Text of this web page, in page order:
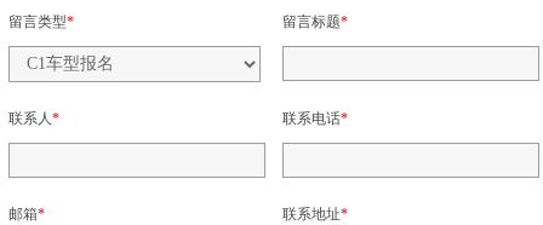
留言类型* 留言标题*
联系人* 联系电话*
邮箱* 联系地址*